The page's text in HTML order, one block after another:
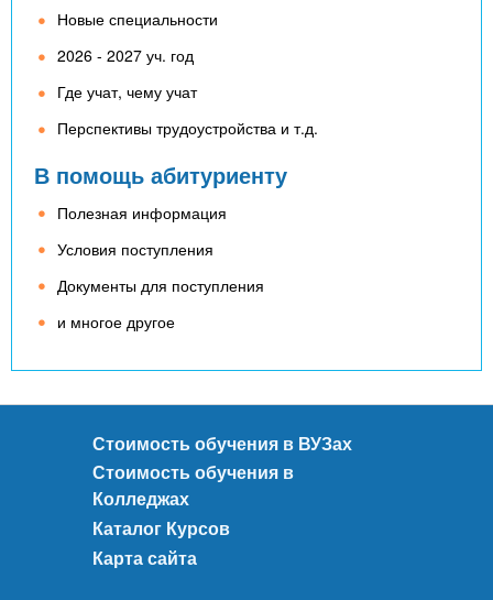
Новые специальности
2026 - 2027 уч. год
Где учат, чему учат
Перспективы трудоустройства и т.д.
В помощь абитуриенту
Полезная информация
Условия поступления
Документы для поступления
и многое другое
Стоимость обучения в ВУЗах
Стоимость обучения в
Колледжах
Каталог Курсов
Карта сайта